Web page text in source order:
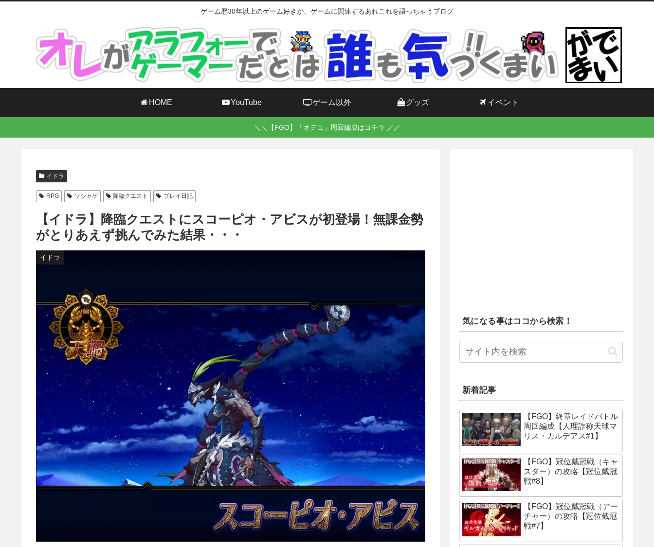
ゲーム歴30年以上のゲーム好きが、ゲームに関連するあれこれを語っちゃうブログ
HOME YouTube ゲーム以外 グッズ イベント
＼＼【FGO】「オデコ」周回編成はコチラ ／／
イドラ
RPG ソシャゲ 降臨クエスト プレイ日記
【イドラ】降臨クエストにスコーピオ・アビスが初登場！無課金勢
がとりあえず挑んでみた結果・・・
イドラ
気になる事はココから検索！
新着記事
【FGO】終章レイドバトル
周回編成【人理詐称天球マ
リス・カルデアス#1】
【FGO】冠位戴冠戦（キャ
スター）の攻略【冠位戴冠
戦#8】
【FGO】冠位戴冠戦（アー
チャー）の攻略【冠位戴冠
戦#7】